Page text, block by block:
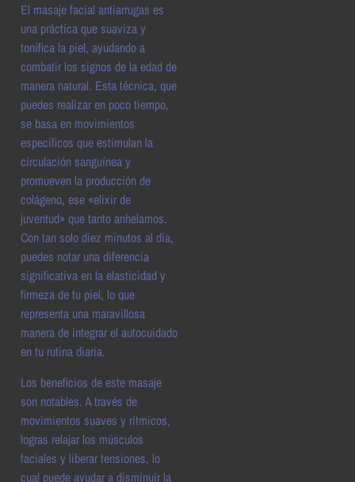
El masaje facial antiarrugas es
una práctica que suaviza y
tonifica la piel, ayudando a
combatir los signos de la edad de
manera natural. Esta técnica, que
puedes realizar en poco tiempo,
se basa en movimientos
específicos que estimulan la
circulación sanguínea y
promueven la producción de
colágeno, ese «elixir de
juventud» que tanto anhelamos.
Con tan solo diez minutos al día,
puedes notar una diferencia
significativa en la elasticidad y
firmeza de tu piel, lo que
representa una maravillosa
manera de integrar el autocuidado
en tu rutina diaria.
Los beneficios de este masaje
son notables. A través de
movimientos suaves y rítmicos,
logras relajar los músculos
faciales y liberar tensiones, lo
cual puede ayudar a disminuir la